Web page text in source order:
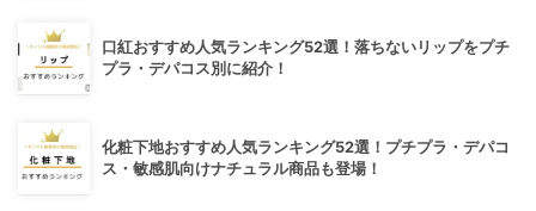
口紅おすすめ人気ランキング52選！落ちないリップをプチ
プラ・デパコス別に紹介！
化粧下地おすすめ人気ランキング52選！プチプラ・デパコ
ス・敏感肌向けナチュラル商品も登場！